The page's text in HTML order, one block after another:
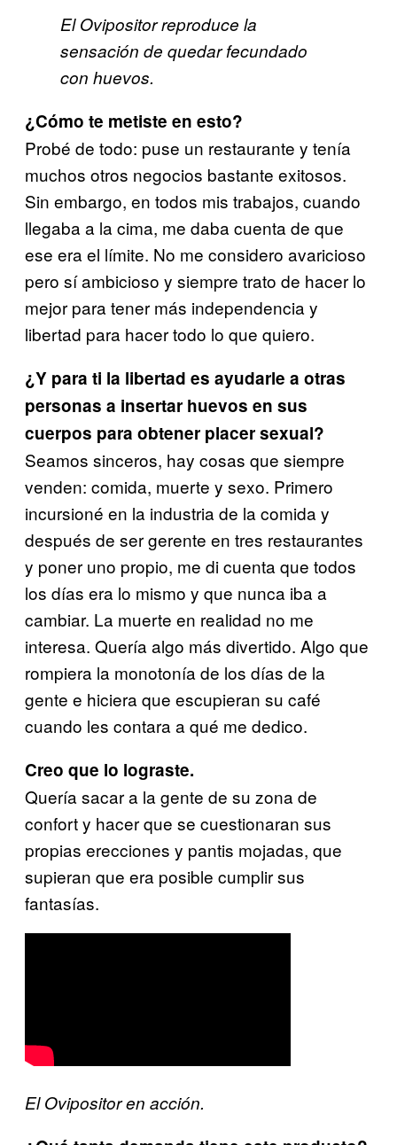
El Ovipositor reproduce la
sensación de quedar fecundado
con huevos.
¿Cómo te metiste en esto?
Probé de todo: puse un restaurante y tenía
muchos otros negocios bastante exitosos.
Sin embargo, en todos mis trabajos, cuando
llegaba a la cima, me daba cuenta de que
ese era el límite. No me considero avaricioso
pero sí ambicioso y siempre trato de hacer lo
mejor para tener más independencia y
libertad para hacer todo lo que quiero.
¿Y para ti la libertad es ayudarle a otras
personas a insertar huevos en sus
cuerpos para obtener placer sexual?
Seamos sinceros, hay cosas que siempre
venden: comida, muerte y sexo. Primero
incursioné en la industria de la comida y
después de ser gerente en tres restaurantes
y poner uno propio, me di cuenta que todos
los días era lo mismo y que nunca iba a
cambiar. La muerte en realidad no me
interesa. Quería algo más divertido. Algo que
rompiera la monotonía de los días de la
gente e hiciera que escupieran su café
cuando les contara a qué me dedico.
Creo que lo lograste.
Quería sacar a la gente de su zona de
confort y hacer que se cuestionaran sus
propias erecciones y pantis mojadas, que
supieran que era posible cumplir sus
fantasías.
El Ovipositor en acción.